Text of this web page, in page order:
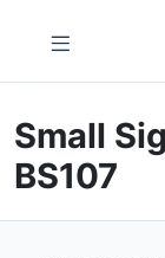
Small
BS107